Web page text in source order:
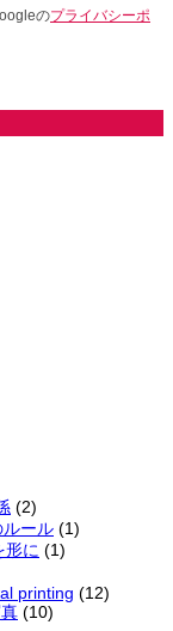
のプライバシーポ
(2)
ール (1)
形に (1)
printing (12)
(10)